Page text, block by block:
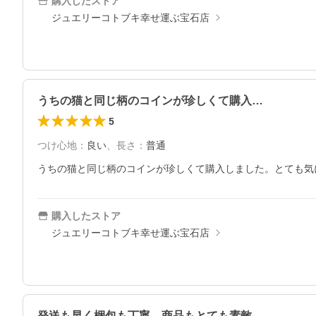
ジュエリーコトブキ幸せ運ぶ宝石店
うちの猫と同じ柄のコインが珍しくて購入…
5
つけ心地 ： 良い、 長さ ： 普通
うちの猫と同じ柄のコインが珍しくて購入しました。とても気
購入したストア
ジュエリーコトブキ幸せ運ぶ宝石店